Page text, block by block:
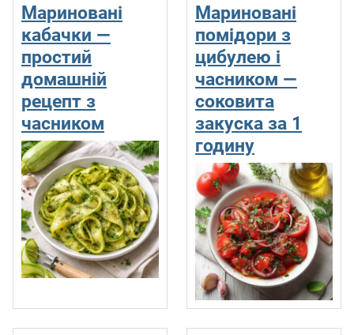
Мариновані
кабачки —
простий
домашній
рецепт з
часником
Мариновані
помідори з
цибулею і
часником —
соковита
закуска за 1
годину